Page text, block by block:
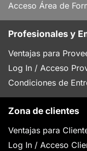
Acceso Área de
Profesionales y
Ventajas para
Log In / Acceso
Condiciones de
Zona de clientes
Ventajas para
Log In / Acceso